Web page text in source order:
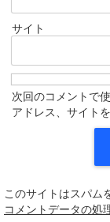
サイト
次回のコメントで
アドレス、サイト
このサイトはスパム
コメントデータの処